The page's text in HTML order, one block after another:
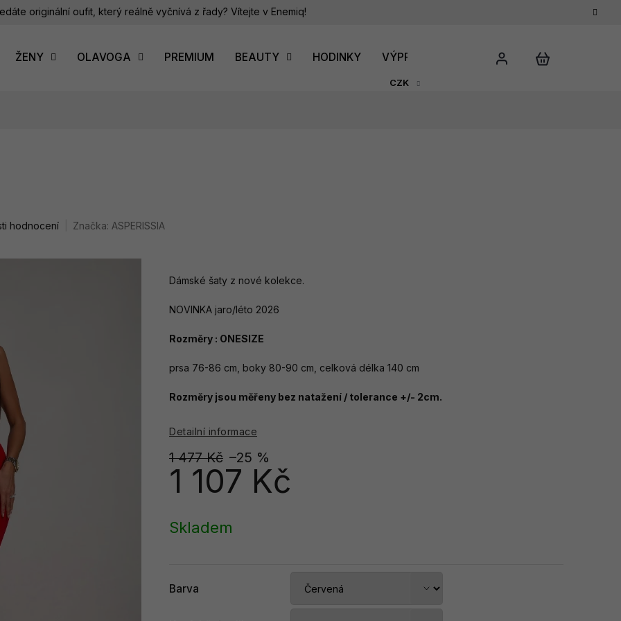
originální oufit, který reálně vyčnívá z řady? Vítejte v Enemiq!
CZK
ŽENY OLAVOGA PREMIUM BEAUTY HODINKY VÝPRODEJ DÁRKOVÝ POUKAZ
hodnocení Značka: ASPERISSIA
1 477 Kč –25 %
1 107 Kč
cena:
Skladem
Barva
Dámské šaty z nové kolekce.
NOVINKA jaro/léto 2026
Rozměry : ONESIZE
prsa 76-86 cm, boky 80-90 cm, celková délka 140 cm
Rozměry jsou měřeny bez natažení / tolerance +/- 2cm.
Detailní informace